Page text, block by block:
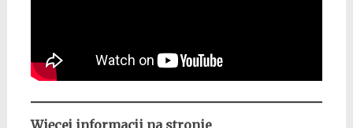
Więcej informacji na stronie